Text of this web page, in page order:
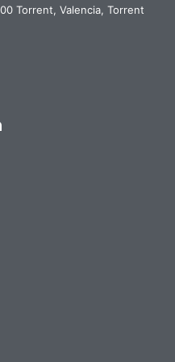
con claridad
con
su trabajo, se
gracias por
comprar
Torrent, Valencia, Torrent